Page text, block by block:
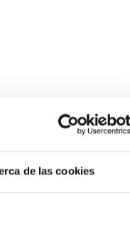
de las cookies
Addendum to
cooperation in
research
governments